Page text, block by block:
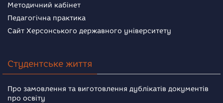
Методичний кабінет
Педагогічна практика
Сайт Херсонського державного університету
Студентське життя
Про замовлення та виготовлення дублікатів документів
про освіту